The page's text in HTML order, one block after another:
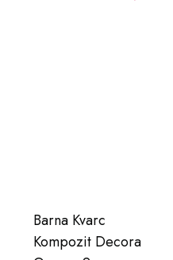
Barna Kvarc
Kompozit Decora